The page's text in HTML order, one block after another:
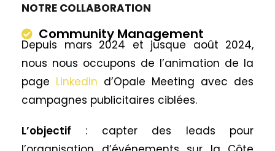
NOTRE COLLABORATION
Community Management
Depuis mars 2024 et jusque août 2024,
nous nous occupons de l’animation de la
page LinkedIn d’Opale Meeting avec des
campagnes publicitaires ciblées.
L’objectif : capter des leads pour